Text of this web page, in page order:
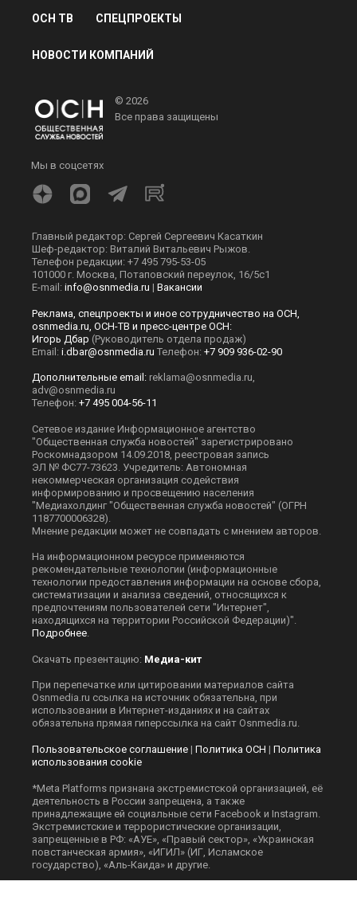
ОСН ТВ СПЕЦПРОЕКТЫ
НОВОСТИ КОМПАНИЙ
© 2026
Все права защищены
Мы в соцсетях
Главный редактор: Сергей Сергеевич Касаткин
Шеф-редактор: Виталий Витальевич Рыжов.
Телефон редакции: +7 495 795-53-05
101000 г. Москва, Потаповский переулок, 16/5с1
E-mail: info@osnmedia.ru | Вакансии
Реклама, спецпроекты и иное сотрудничество на ОСН,
osnmedia.ru, ОСН-ТВ и пресс-центре ОСН:
Игорь Дбар (Руководитель отдела продаж)
Email: i.dbar@osnmedia.ru Телефон: +7 909 936-02-90
Дополнительные email: reklama@osnmedia.ru,
adv@osnmedia.ru
Телефон: +7 495 004-56-11
Сетевое издание Информационное агентство
"Общественная служба новостей" зарегистрировано
Роскомнадзором 14.09.2018, реестровая запись
ЭЛ № ФС77-73623. Учредитель: Автономная
некоммерческая организация содействия
информированию и просвещению населения
"Медиахолдинг "Общественная служба новостей" (ОГРН
1187700006328).
Мнение редакции может не совпадать с мнением авторов.
На информационном ресурсе применяются
рекомендательные технологии (информационные
технологии предоставления информации на основе сбора,
систематизации и анализа сведений, относящихся к
предпочтениям пользователей сети "Интернет",
находящихся на территории Российской Федерации)".
Подробнее.
Скачать презентацию: Медиа-кит
При перепечатке или цитировании материалов сайта
Оsnmedia.ru ссылка на источник обязательна, при
использовании в Интернет-изданиях и на сайтах
обязательна прямая гиперссылка на сайт Оsnmedia.ru.
Пользовательское соглашение | Политика ОСН | Политика
использования cookie
*Meta Platforms признана экстремистской организацией, её
деятельность в России запрещена, а также
принадлежащие ей социальные сети Facebook и Instagram.
Экстремистские и террористические организации,
запрещенные в РФ: «АУЕ», «Правый сектор», «Украинская
повстанческая армия», «ИГИЛ» (ИГ, Исламское
государство), «Аль-Каида» и другие.